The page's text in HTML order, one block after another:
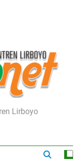
Lirboyo